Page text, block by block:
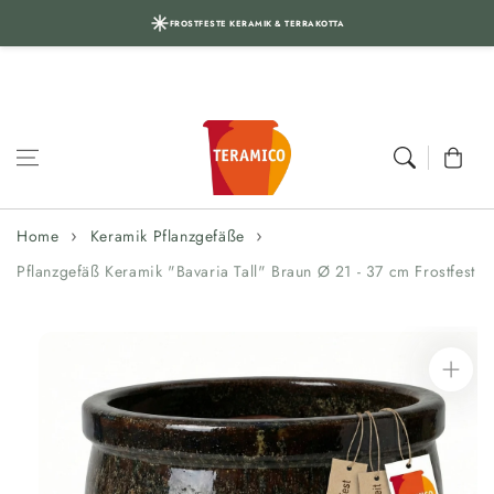
FROSTFESTE KERAMIK & TERRAKOTTA
Cart
Home
Keramik Pflanzgefäße
Pflanzgefäß Keramik "Bavaria Tall" Braun Ø 21 - 37 cm Frostfest